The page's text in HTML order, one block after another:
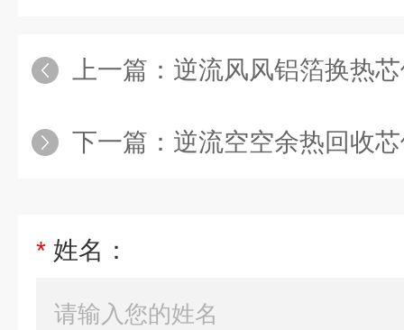
上一篇： 逆流风风铝箔换热
下一篇： 逆流空空余热回收
* 姓名：